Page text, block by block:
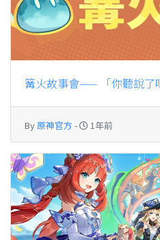
「歡夏！邪龍？童話國！
裝，邀請「檐宇貓遊·綺良